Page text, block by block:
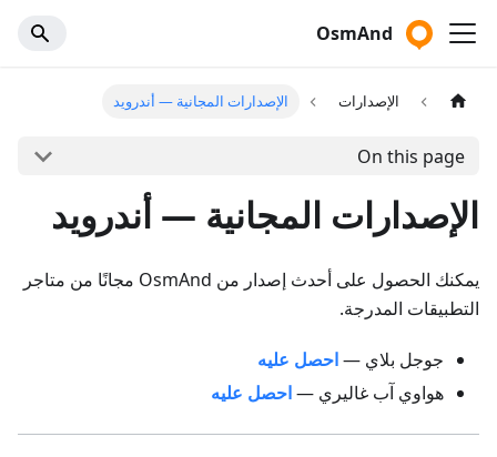
OsmAnd
الإصدارات الإصدارات المجانية — أندرويد
On this page
الإصدارات المجانية — أندرويد
يمكنك الحصول على أحدث إصدار من OsmAnd مجانًا من متاجر
التطبيقات المدرجة.
جوجل بلاي —احصل عليه
هواوي آب غاليري —احصل عليه